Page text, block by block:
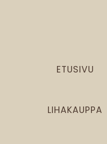
ETUSIVU
LIHAKAUPPA